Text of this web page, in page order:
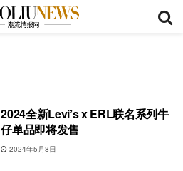
2024全新Levi’s x ERL联名系列牛
仔单品即将发售
2024年5月8日